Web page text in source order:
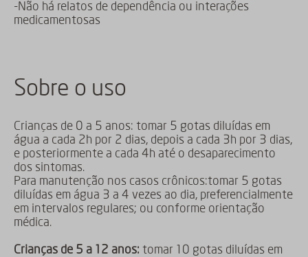
-Não há relatos de dependência ou interações
medicamentosas
Sobre o uso
Crianças de 0 a 5 anos: tomar 5 gotas diluídas em
água a cada 2h por 2 dias, depois a cada 3h por 3 dias,
e posteriormente a cada 4h até o desaparecimento
dos sintomas.
Para manutenção nos casos crônicos:tomar 5 gotas
diluídas em água 3 a 4 vezes ao dia, preferencialmente
em intervalos regulares; ou conforme orientação
médica.
Crianças de 5 a 12 anos: tomar 10 gotas diluídas em